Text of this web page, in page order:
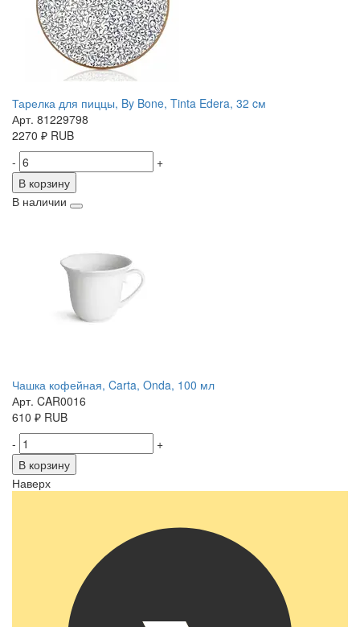
Тарелка для пиццы, By Bone, Tinta Edera, 32 cм
Арт. 81229798
2270 ₽ RUB
-
+
В корзину
В наличии
Чашка кофейная, Carta, Onda, 100 мл
Арт. CAR0016
610 ₽ RUB
-
+
В корзину
Наверх